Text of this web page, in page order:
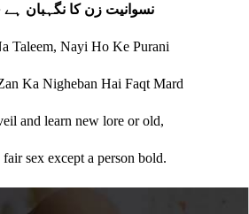
نسوانیت زن کا نگہبان
Taleem, Nayi Ho Ke Purani
Ka Nigheban Hai Faqt Mard
and learn new lore or old,
fair sex except a person bold.